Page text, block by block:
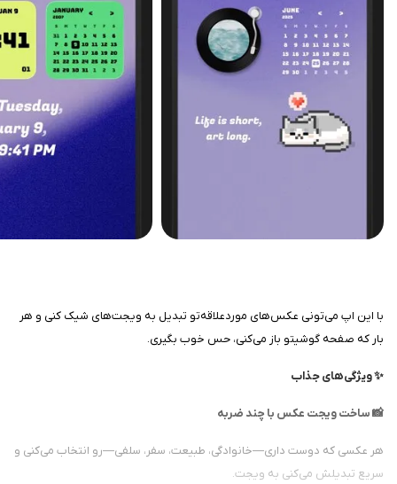
با این اپ می‌تونی عکس‌های موردعلاقه‌تو تبدیل به ویجت‌های شیک کنی و هر
بار که صفحه گوشیتو باز می‌کنی، حس خوب بگیری.
✨ ویژگی‌های جذاب
📸 ساخت ویجت عکس با چند ضربه
هر عکسی که دوست داری—خانوادگی، طبیعت، سفر، سلفی—رو انتخاب می‌کنی و
سریع تبدیلش می‌کنی به ویجت.